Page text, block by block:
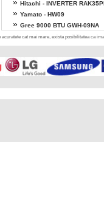
» Hitachi - INVERTER
» Yamato - HW09
» Gree 9000 BTU GWH-09NA
cat mai mare, exista posibilitatea ca